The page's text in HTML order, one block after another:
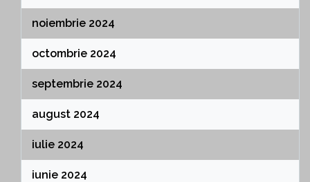
noiembrie 2024
octombrie 2024
septembrie 2024
august 2024
iulie 2024
iunie 2024